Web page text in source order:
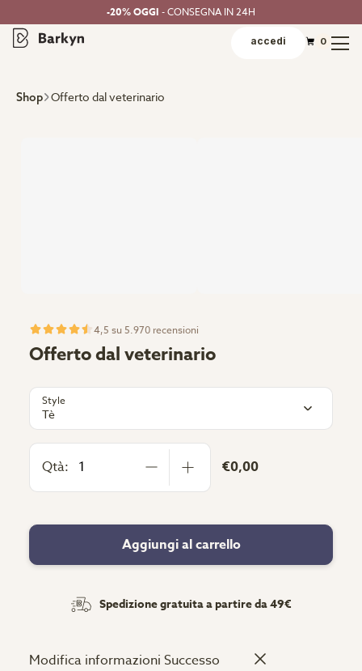
-20% OGGI - CONSEGNA IN 24H
accedi 0
Shop Offerto dal veterinario
4,5 su 5.970 recensioni
Offerto dal veterinario
Style
Tè
Qtà: €0,00
Aggiungi al carrello
Spedizione gratuita a partire da 49€
Modifica informazioni Successo